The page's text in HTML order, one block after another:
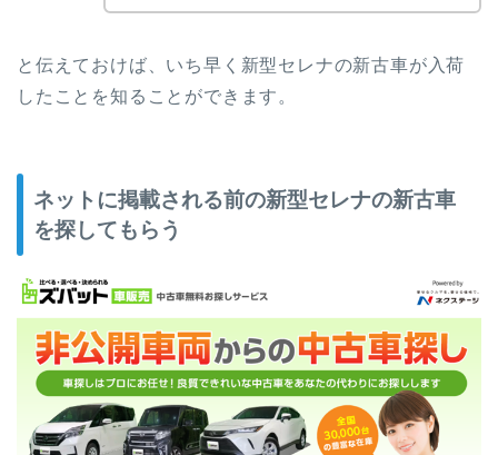
と伝えておけば、いち早く新型セレナの新古車が入荷
したことを知ることができます。
ネットに掲載される前の新型セレナの新古車
を探してもらう